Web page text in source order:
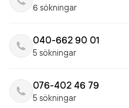
6 sökningar
040-662 90 01
5 sökningar
076-402 46 79
5 sökningar